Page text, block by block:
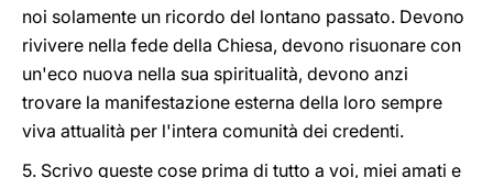
noi solamente un ricordo del lontano passato. Devono
rivivere nella fede della Chiesa, devono risuonare con
un'eco nuova nella sua spiritualità, devono anzi
trovare la manifestazione esterna della loro sempre
viva attualità per l'intera comunità dei credenti.
5. Scrivo queste cose prima di tutto a voi, miei amati e